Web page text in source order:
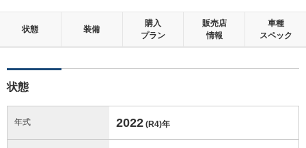
状態 装備
購入
プラン
販売店
情報
車種
スペック
状態
年式 2022 (R4)年